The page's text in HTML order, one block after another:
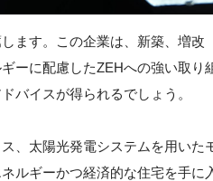
ます。この企業は、新築、増改
ーに配慮したZEHへの強い取り
バイスが得られるでしょう。
、太陽光発電システムを用いた
ルギーかつ経済的な住宅を手に